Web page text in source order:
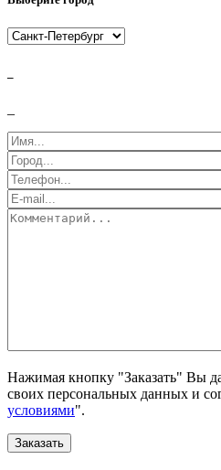
Нажимая кнопку "Заказать" Вы
своих персональных данных и
условиями".
Заказать